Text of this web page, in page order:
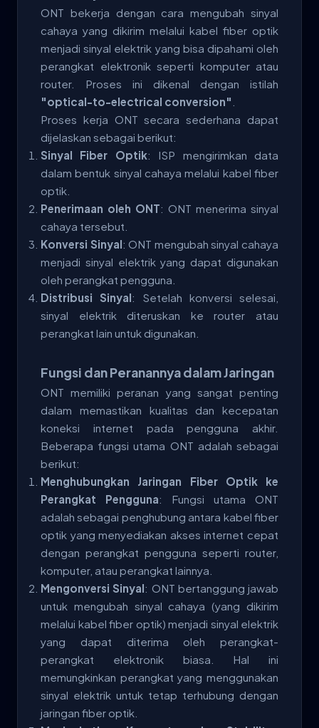
ONT bekerja dengan cara mengubah sinyal
cahaya yang dikirim melalui kabel fiber optik
menjadi sinyal elektrik yang bisa dipahami oleh
perangkat elektronik seperti komputer atau
router. Proses ini dikenal dengan istilah
"optical-to-electrical conversion"
Proses kerja ONT secara sederhana dapat
dijelaskan sebagai berikut:
Sinyal Fiber Optik: ISP mengirimkan data
dalam bentuk sinyal cahaya melalui kabel fiber
optik.
Penerimaan oleh ONT: ONT menerima sinyal
cahaya tersebut.
Konversi Sinyal: ONT mengubah sinyal cahaya
menjadi sinyal elektrik yang dapat digunakan
oleh perangkat pengguna.
Distribusi Sinyal: Setelah konversi selesai,
sinyal elektrik diteruskan ke router atau
perangkat lain untuk digunakan.
Fungsi dan Peranannya dalam Jaringan
ONT memiliki peranan yang sangat penting
dalam memastikan kualitas dan kecepatan
koneksi internet pada pengguna akhir.
Beberapa fungsi utama ONT adalah sebagai
berikut:
Menghubungkan Jaringan Fiber Optik ke
Perangkat Pengguna: Fungsi utama ONT
adalah sebagai penghubung antara kabel fiber
optik yang menyediakan akses internet cepat
dengan perangkat pengguna seperti router,
komputer, atau perangkat lainnya.
Mengonversi Sinyal: ONT bertanggung jawab
untuk mengubah sinyal cahaya (yang dikirim
melalui kabel fiber optik) menjadi sinyal elektrik
yang dapat diterima oleh perangkat-
perangkat elektronik biasa. Hal ini
memungkinkan perangkat yang menggunakan
sinyal elektrik untuk tetap terhubung dengan
jaringan fiber optik.